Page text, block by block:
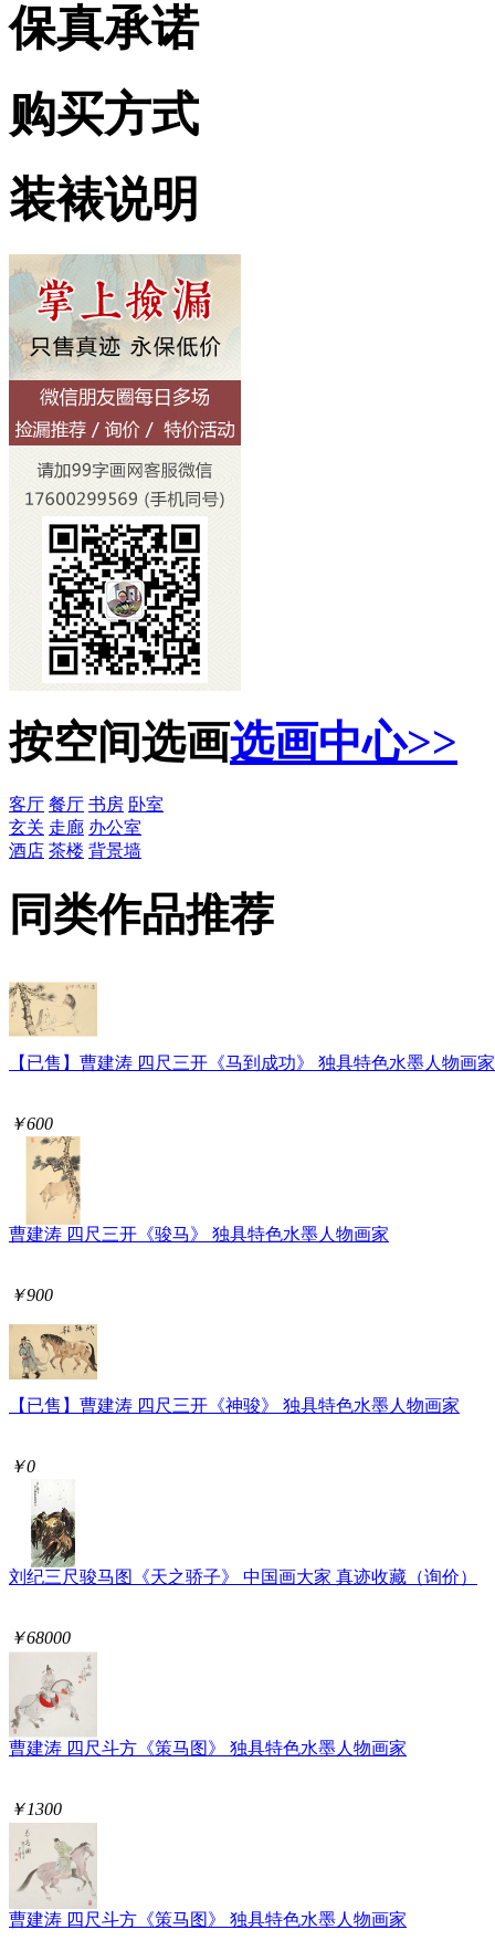
保真承诺
购买方式
装裱说明
按空间选画选画中心>>
客厅 餐厅 书房 卧室
玄关 走廊 办公室
酒店 茶楼 背景墙
同类作品推荐
【已售】曹建涛 四尺三开《马到成功》 独具特色水墨人物画家
￥600
曹建涛 四尺三开《骏马》 独具特色水墨人物画家
￥900
【已售】曹建涛 四尺三开《神骏》 独具特色水墨人物画家
￥0
刘纪三尺骏马图《天之骄子》 中国画大家 真迹收藏（询价）
￥68000
曹建涛 四尺斗方《策马图》 独具特色水墨人物画家
￥1300
曹建涛 四尺斗方《策马图》 独具特色水墨人物画家